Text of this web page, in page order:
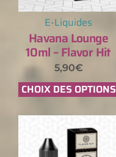
E-Liquides
Havana Lounge
10ml – Flavor Hit
5,90€
CHOIX DES OPTIONS